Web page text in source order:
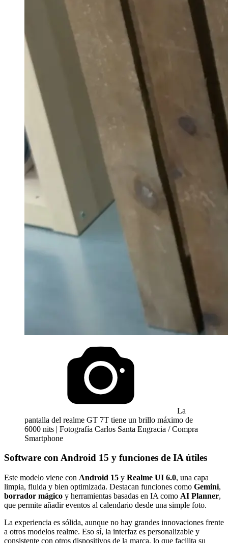
La
pantalla del realme GT 7T tiene un brillo máximo de
6000 nits | Fotografía Carlos Santa Engracia / Compra
Smartphone
Software con Android 15 y funciones de IA útiles
Este modelo viene con Android 15 y Realme UI 6.0, una capa
limpia, fluida y bien optimizada. Destacan funciones como Gemini,
borrador mágico y herramientas basadas en IA como AI Planner,
que permite añadir eventos al calendario desde una simple foto.
La experiencia es sólida, aunque no hay grandes innovaciones frente
a otros modelos realme. Eso sí, la interfaz es personalizable y
consistente con otros dispositivos de la marca, lo que facilita su